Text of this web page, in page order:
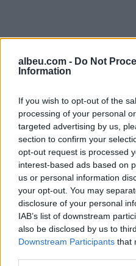
albeu.com - Do Not
Information
If you wish to opt-out of the
processing of your personal
targeted advertising by us,
section to confirm your
opt-out request is processed
interest-based ads based on
us or personal information
your opt-out. You may
disclosure of your personal
IAB’s list of downstream
also be disclosed by us to
Downstream Participants that
Shtuarmë20.11.2024
Tags:
Klaudio Prendi ,
vrasja